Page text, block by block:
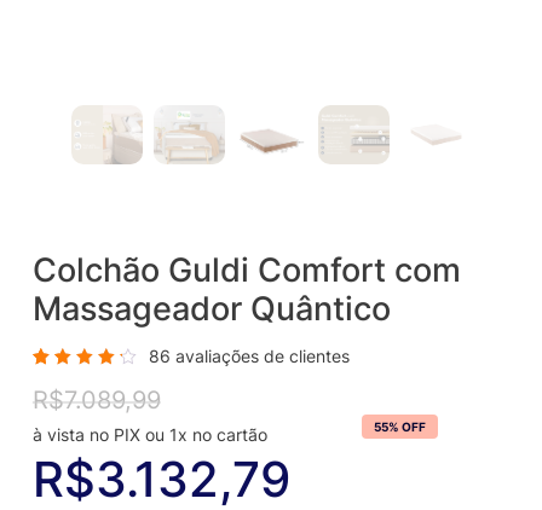
Colchão Guldi Comfort com
Massageador Quântico
como
4.31
de 5,
com
baseado
em
avaliações
86 avaliações de clientes
R$7.089,99
Original
price
was:
R$7.089,99.
R$3.132,79
55% OFF
Current
price
is:
R$3.132,79.